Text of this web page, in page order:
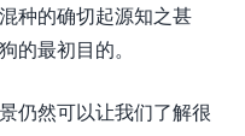
种的确切起源知之甚
的最初目的。
仍然可以让我们了解很